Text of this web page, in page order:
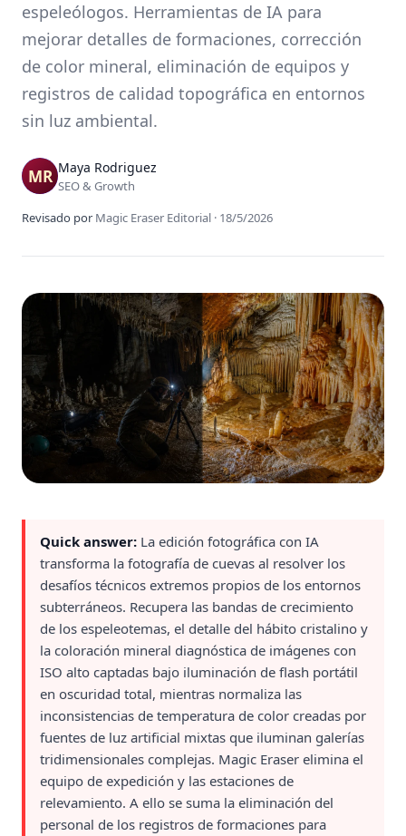
espeleólogos. Herramientas de IA para
mejorar detalles de formaciones, corrección
de color mineral, eliminación de equipos y
registros de calidad topográfica en entornos
sin luz ambiental.
Maya Rodriguez
SEO & Growth
Revisado por Magic Eraser Editorial · 18/5/2026
Quick answer: La edición fotográfica con IA
transforma la fotografía de cuevas al resolver los
desafíos técnicos extremos propios de los entornos
subterráneos. Recupera las bandas de crecimiento
de los espeleotemas, el detalle del hábito cristalino y
la coloración mineral diagnóstica de imágenes con
ISO alto captadas bajo iluminación de flash portátil
en oscuridad total, mientras normaliza las
inconsistencias de temperatura de color creadas por
fuentes de luz artificial mixtas que iluminan galerías
tridimensionales complejas. Magic Eraser elimina el
equipo de expedición y las estaciones de
relevamiento. A ello se suma la eliminación del
personal de los registros de formaciones para